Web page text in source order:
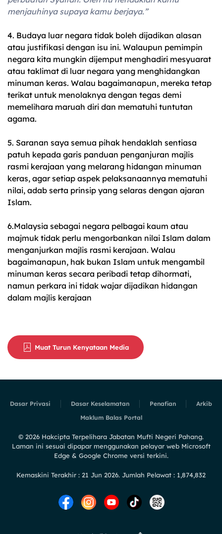
menjauhinya supaya kamu berjaya.”
4. Budaya luar negara tidak boleh dijadikan alasan
atau justifikasi dengan isu ini. Walaupun pemimpin
negara kita mungkin dijemput menghadiri mesyuarat
atau taklimat di luar negara yang menghidangkan
minuman keras. Walau bagaimanapun, mereka tetap
terikat untuk menolaknya dengan tegas demi
memelihara maruah diri dan mematuhi tuntutan
agama.
5. Saranan saya semua pihak hendaklah sentiasa
patuh kepada garis panduan penganjuran majlis
rasmi kerajaan yang melarang hidangan minuman
keras, agar setiap aspek pelaksanaannya mematuhi
nilai, adab serta prinsip yang selaras dengan ajaran
Islam.
6.Malaysia sebagai negara pelbagai kaum atau
majmuk tidak perlu mengorbankan nilai Islam dalam
menganjurkan majlis rasmi kerajaan. Walau
bagaimanapun, hak bukan Islam untuk mengambil
minuman keras secara peribadi tetap dihormati,
namun perkara ini tidak wajar dijadikan hidangan
dalam majlis kerajaan
Muat Turun Kenyataan Media
Dasar Privasi Dasar Keselamatan Penafian
Arkib
Maklum Balas Portal
© 2026 Hakcipta Terpelihara Jabatan Mufti Negeri Pahang.
Laman ini sesuai dipapar menggunakan pelayar web Microsoft
Edge & Google Chrome versi terkini.
Kemaskini Terakhir : 21 Jun 2026. Jumlah Pelawat : 1,874,832